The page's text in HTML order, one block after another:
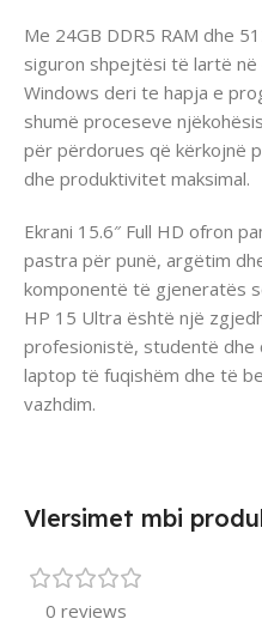
Me 24GB DDR5 RAM dhe
siguron shpejtësi të lartë
Windows deri te hapja e
shumë proceseve
për përdorues që kërkojnë
dhe produktivitet maksimal.
Ekrani 15.6″ Full HD ofron
pastra për punë, argëtim
komponentë të gjeneratës
HP 15 Ultra është një
profesionistë, studentë dhe
laptop të fuqishëm dhe të
vazhdim.
Vlersimet mbi
0 reviews